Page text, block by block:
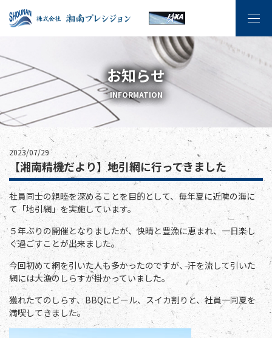
お知らせ
INFORMATION
2023/07/29
【湘南精機だより】地引網に行ってきました
社員同士の親睦を深めることを目的として、毎年夏に近隣の海に
て「地引網」を実施しています。
５年ぶりの開催となりましたが、快晴と豊漁に恵まれ、一日楽し
く過ごすことが出来ました。
今回初めて網を引いた人も多かったのですが、汗を流して引いた
網には大漁のしらすが掛かっていました。
獲れたてのしらす、BBQにビール、スイカ割りと、社員一同夏を
満喫してきました。